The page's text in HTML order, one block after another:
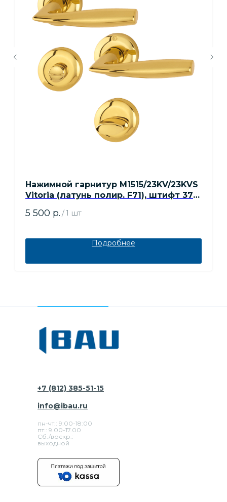
Нажимной гарнитур M1515/23KV/23KVS
Vitoria (латунь полир. F71), штифт 37-
5 500 р. /1 шт
Подробнее
+7 (812) 385-51-15
пн-чт.: 9:00-18:00
пт.: 9.00-17.00
Сб./воскр.:
выходной
info@ibau.ru